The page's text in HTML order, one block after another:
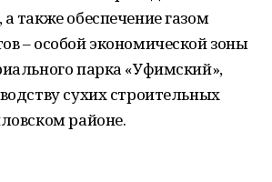
также обеспечение газом
– особой экономической зоны
парка «Уфимский»,
сухих строительных
районе.